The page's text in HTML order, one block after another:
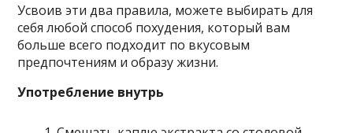
Усвоив эти два правила, можете выбирать для
себя любой способ похудения, который вам
больше всего подходит по вкусовым
предпочтениям и образу жизни.
Употребление внутрь